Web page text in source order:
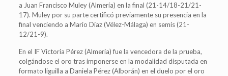
a Juan Francisco Muley (Almería) en la final (21-14/18-21/21-
17). Muley por su parte certificó previamente su presencia en la
final venciendo a Mario Díaz (Vélez-Málaga) en semis (21-
12/21-9).
En el IF Victoria Pérez (Almería) fue la vencedora de la prueba,
colgándose el oro tras imponerse en la modalidad disputada en
formato liguilla a Daniela Pérez (Alborán) en el duelo por el oro